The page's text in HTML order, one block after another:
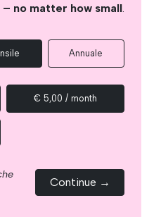
no matter how small.
Annuale
€ 5,00 / month
Continue →